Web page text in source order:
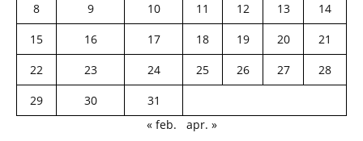
8
9 10 11 12 13
14
15
16 17 18 19 20
21
22
23 24 25 26 27
28
29
30
31
« feb.
apr. »